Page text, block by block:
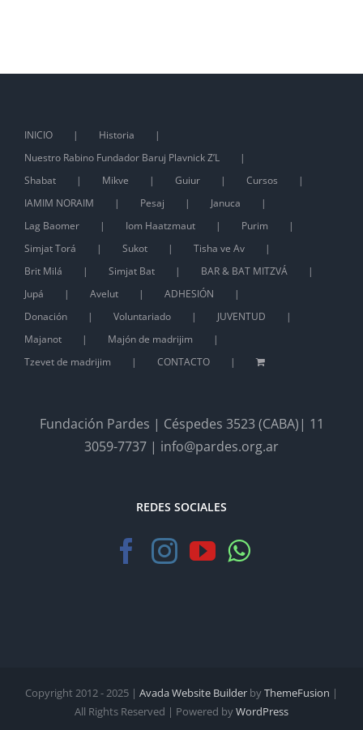
INICIO
Historia
Nuestro Rabino Fundador Baruj Plavnick Z’L
Shabat
Mikve Guiur
Cursos
IAMIM NORAIM
Pesaj
Januca
Lag Baomer
Iom Haatzmaut
Purim
Simjat Torá
Sukot
Tisha ve Av
Brit Milá
Simjat Bat
BAR & BAT MITZVÁ
Jupá
Avelut
ADHESIÓN
Donación
Voluntariado
JUVENTUD
Majanot
Majón de madrijim
Tzevet de madrijim
CONTACTO
Fundación Pardes | Céspedes 3523 (CABA)| 11
3059-7737 | info@pardes.org.ar
REDES SOCIALES
Copyright 2012 - 2025 | Avada Website Builder byThemeFusion |
All Rights Reserved | Powered byWordPress